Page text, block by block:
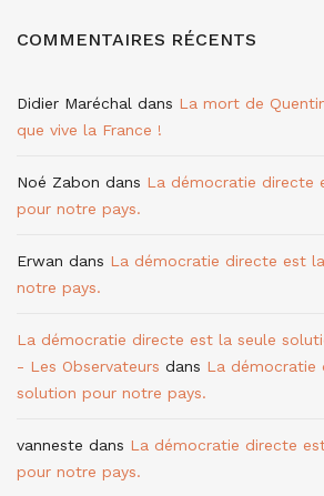
COMMENTAIRES RÉCENTS
Didier Maréchal dans La mort de
que vive la France !
Noé Zabon dans La démocratie directe
pour notre pays.
Erwan dans La démocratie directe est
notre pays.
La démocratie directe est la seule
- Les Observateurs dans La démocratie
solution pour notre pays.
vanneste dans La démocratie directe
pour notre pays.